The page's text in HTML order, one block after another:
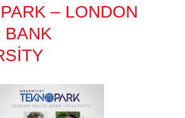
– LONDON
BANK